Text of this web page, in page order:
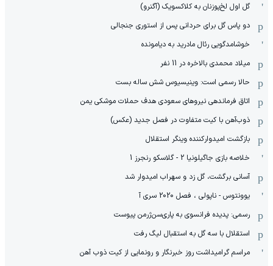
گل اول لخ‌پوزنان به کلاکسویک (آگنرو)
دو پاس گل برای حردانی پس از استوری جنجالی
خوشامدگویی رئال مادرید به دیامونده
میلاد محمدی بالاخره در 11 نفر
حالا رسمی است: وینیسیوس شش ساله بست
اتاق فرماندهی نیروهای سعودی هدف حملات موشکی یمن
ذوب‌آهن با کیت متفاوت در فصل جدید (عکس)
بازگشت امیدوارکننده وینگر استقلال
خلاصه بازی جاگیلونیا 2 - گلاسکو رنجرز 1
آسانی برگشت، گل زد و سهراب امیدوار شد
یوونتوس - ناپولی ، فصل 2020 سری آ
رسمی: پدیده فرانسوی به پاری‌سن‌ژرمن پیوست
استقلال با سه گل به استقبال لیگ رفت
مراسم گرامیداشت روز خبرنگار و رونمایی از کیت ذوب آهن